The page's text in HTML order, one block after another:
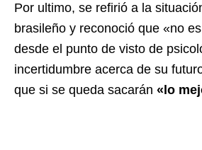
Por ultimo, se refirió a la
brasileño y reconoció que «no
desde el punto de visto de
incertidumbre acerca de su
que si se queda sacarán «lo